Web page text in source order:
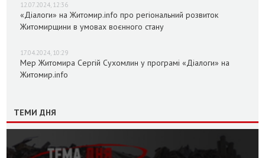
12.07.2024, 12:36
«Діалоги» на Житомир.info про регіональний розвиток
Житомирщини в умовах воєнного стану
17.04.2024, 10:29
Мер Житомира Сергій Сухомлин у програмі «Діалоги» на
Житомир.info
ТЕМИ ДНЯ